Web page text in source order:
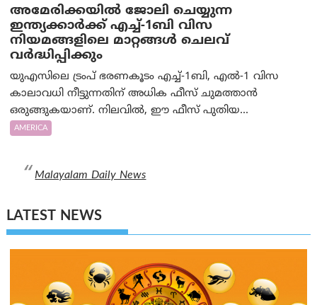
അമേരിക്കയില്‍ ജോലി ചെയ്യുന്ന
ഇന്ത്യക്കാർക്ക് എച്ച്-1ബി വിസ
നിയമങ്ങളിലെ മാറ്റങ്ങൾ ചെലവ്
വർദ്ധിപ്പിക്കും
യുഎസിലെ ട്രംപ് ഭരണകൂടം എച്ച്-1ബി, എൽ-1 വിസ
കാലാവധി നീട്ടുന്നതിന് അധിക ഫീസ് ചുമത്താൻ
ഒരുങ്ങുകയാണ്. നിലവിൽ, ഈ ഫീസ് പുതിയ...
AMERICA
Malayalam Daily News
LATEST NEWS